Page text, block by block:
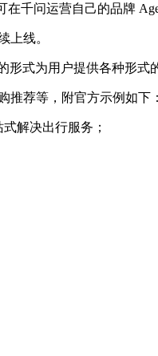
千问运营自己的品牌
上线。
式为用户提供各种形式
推荐等，附官方示例如下：
解决出行服务；